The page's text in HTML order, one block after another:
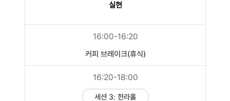
실현
16:00-16:20
커피 브레이크(휴식)
16:20-18:00
세션 3: 한라홀